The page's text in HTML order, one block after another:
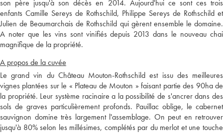
son père jusqu'à son décès en 2014. Aujourd'hui ce sont ces trois
enfants Camille Sereys de Rothschild, Philippe Sereys de Rothschild et
Julien de Beaumarchais de Rothschild qui gèrent ensemble le domaine.
A noter que les vins sont vinifiés depuis 2013 dans le nouveau chai
magnifique de la propriété.
A propos de la cuvée
Le grand vin du Château Mouton-Rothschild est issu des meilleures
vignes plantées sur le « Plateau de Mouton » faisant partie des 90ha de
la propriété. Leur système racinaire a la possibilité de s'ancrer dans des
sols de graves particulièrement profonds. Pauillac oblige, le cabernet
sauvignon domine très largement l'assemblage. On peut en retrouver
jusqu'à 80% selon les millésimes, complétés par du merlot et une touche